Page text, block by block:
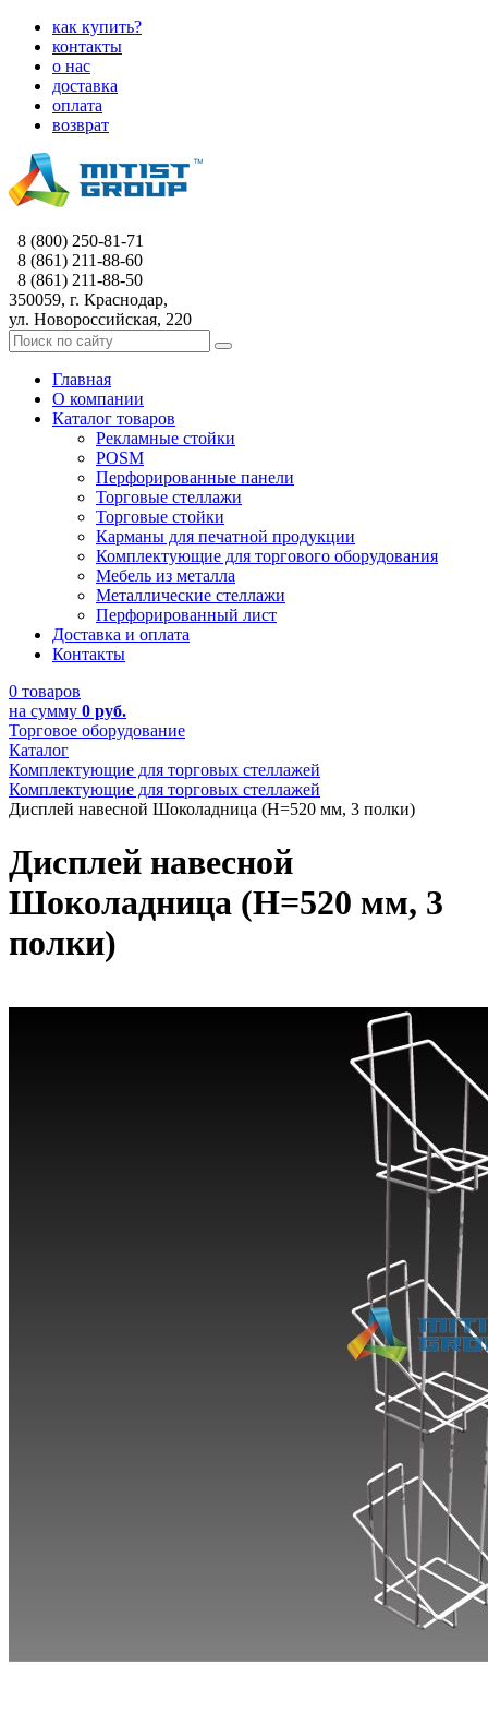
как купить?
контакты
о нас
доставка
оплата
возврат
8 (800) 250-81-71
8 (861) 211-88-60
8 (861) 211-88-50
350059, г. Краснодар,
ул. Новороссийская, 220
Главная
О компании
Каталог товаров
Рекламные стойки
POSM
Перфорированные панели
Торговые стеллажи
Торговые стойки
Карманы для печатной продукции
Комплектующие для торгового оборудования
Мебель из металла
Металлические стеллажи
Перфорированный лист
Доставка и оплата
Контакты
0 товаров
на сумму 0 руб.
Торговое оборудование
Каталог
Комплектующие для торговых стеллажей
Комплектующие для торговых стеллажей
Дисплей навесной Шоколадница (Н=520 мм, 3 полки)
Дисплей навесной
Шоколадница (Н=520 мм, 3
полки)